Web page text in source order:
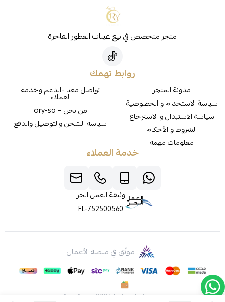
متجر متخصص في بيع عينات العطور الفاخرة
روابط تهمك
مدونة المتجر
سياسة الاستخدام و الخصوصية
سياسة الاستبدال و الاسترجاع
الشروط و الأحكام
معلومات مهمه
تواصل معنا -الدعم وخدمه
العملاء
من نحن – ory-sa
سياسه الشحن والتوصيل والدفع
خدمة العملاء
وثيقة العمل الحر
FL-752500560
موثّق في منصة الأعمال
صنع بإتقان على | 2026 منصة سلة